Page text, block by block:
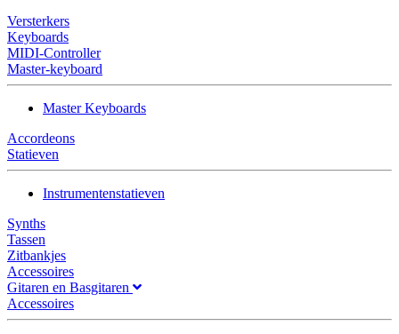
Versterkers
Keyboards
MIDI-Controller
Master-keyboard
Master Keyboards
Accordeons
Statieven
Instrumentenstatieven
Synths
Tassen
Zitbankjes
Accessoires
Gitaren en Basgitaren
Accessoires